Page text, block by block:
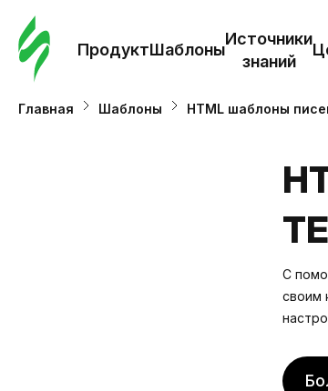
ПродуктШаблоны
Источники
знаний
Главная Шаблоны HTML шаблоны
С
своим